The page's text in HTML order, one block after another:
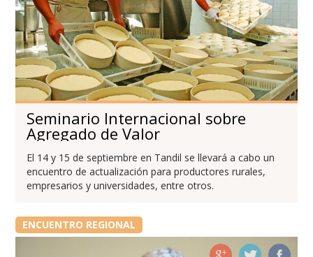
Seminario Internacional sobre
Agregado de Valor
El 14 y 15 de septiembre en Tandil se llevará a cabo un
encuentro de actualización para productores rurales,
empresarios y universidades, entre otros.
ENCUENTRO REGIONAL